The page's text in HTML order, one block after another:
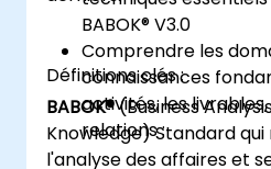
BABOK® V3.0
Comprendre les
connaissances
activités, les
relations :
Définitions clés :
BABOK®(Business
Knowledge) Standard
l'analyse des affaires et